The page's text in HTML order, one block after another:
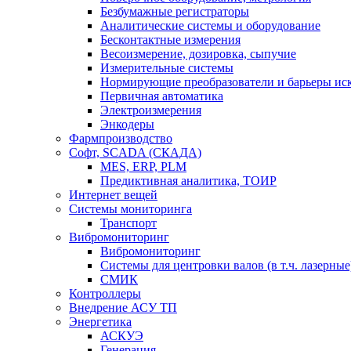
Безбумажные регистраторы
Аналитические системы и оборудование
Бесконтактные измерения
Весоизмерение, дозировка, сыпучие
Измерительные системы
Нормирующие преобразователи и барьеры
Первичная автоматика
Электроизмерения
Энкодеры
Фармпроизводство
Софт, SCADA (СКАДА)
MES, ERP, PLM
Предиктивная аналитика, ТОИР
Интернет вещей
Системы мониторинга
Транспорт
Вибромониторинг
Вибромониторинг
Системы для центровки валов (в т.ч.
СМИК
Контроллеры
Внедрение АСУ ТП
Энергетика
АСКУЭ